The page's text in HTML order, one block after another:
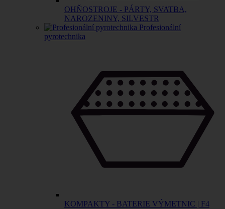
OHŇOSTROJE - PÁRTY, SVATBA,
NAROZENINY, SILVESTR
Profesionální
pyrotechnika
KOMPAKTY - BATERIE VÝMETNIC | F4